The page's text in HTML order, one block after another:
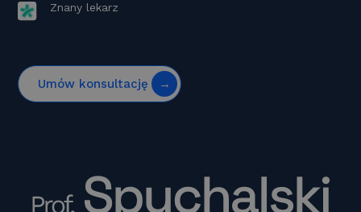
Znany lekarz
Umów konsultację